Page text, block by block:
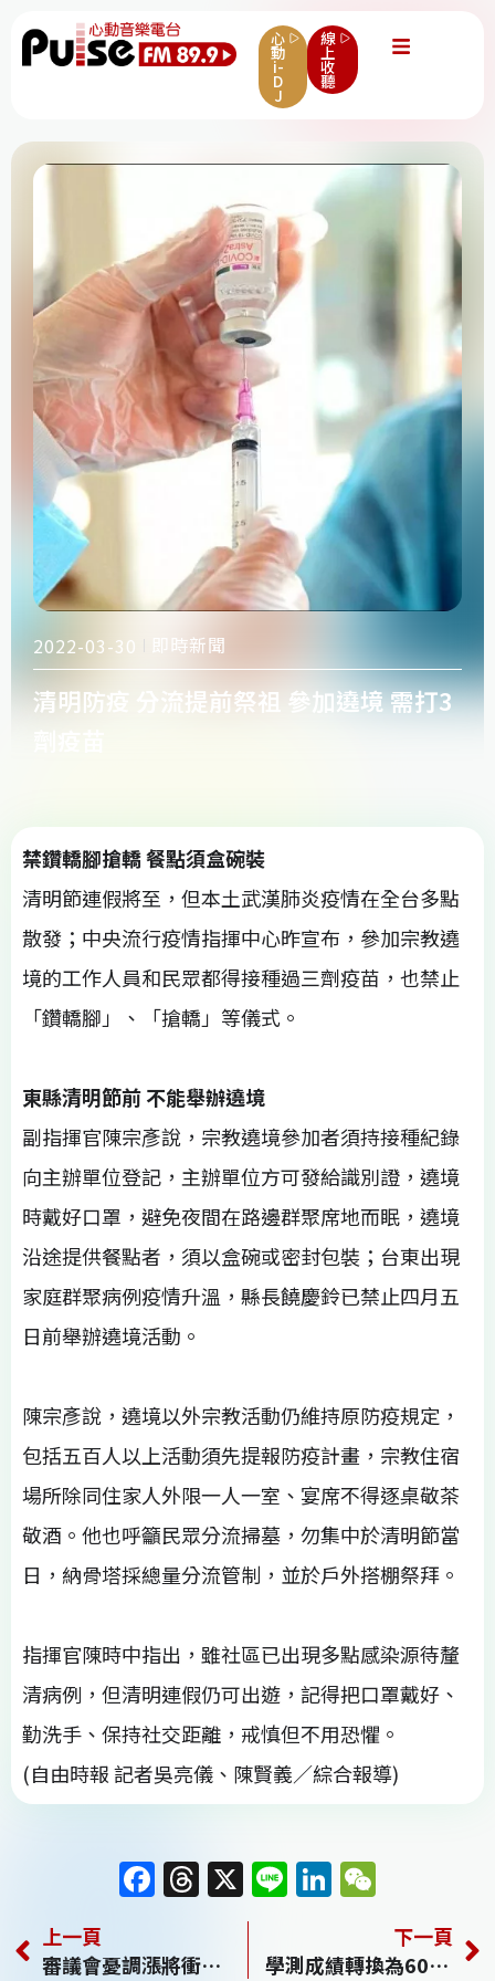
心
動
i-
D
J
線
上
收
聽
2022-03-30 即時新聞
清明防疫 分流提前祭祖 參加遶境 需打3
禁鑽轎腳搶轎 餐點須盒碗裝
清明節連假將至，但本土武漢肺炎疫情在全台多點
散發；中央流行疫情指揮中心昨宣布，參加宗教遶
境的工作人員和民眾都得接種過三劑疫苗，也禁止
「鑽轎腳」、「搶轎」等儀式。
東縣清明節前不能舉辦遶境
副指揮官陳宗彥說，宗教遶境參加者須持接種紀錄
向主辦單位登記，主辦單位方可發給識別證，遶境
時戴好口罩，避免夜間在路邊群聚席地而眠，遶境
沿途提供餐點者，須以盒碗或密封包裝；台東出現
家庭群聚病例疫情升溫，縣長饒慶鈴已禁止四月五
日前舉辦遶境活動。
陳宗彥說，遶境以外宗教活動仍維持原防疫規定，
包括五百人以上活動須先提報防疫計畫，宗教住宿
場所除同住家人外限一人一室、宴席不得逐桌敬茶
敬酒。他也呼籲民眾分流掃墓，勿集中於清明節當
日，納骨塔採總量分流管制，並於戶外搭棚祭拜。
指揮官陳時中指出，雖社區已出現多點感染源待釐
清病例，但清明連假仍可出遊，記得把口罩戴好、
勤洗手、保持社交距離，戒慎但不用恐懼。
(自由時報 記者吳亮儀、陳賢義／綜合報導)
F
a
c
T
h
re
X Li
n
e
Li
n
k C
上一頁
審議會憂調漲將衝擊物價 電價暫時凍漲 6月底再議
下一頁
學測成績轉換為60級分制 4月7日起上網查